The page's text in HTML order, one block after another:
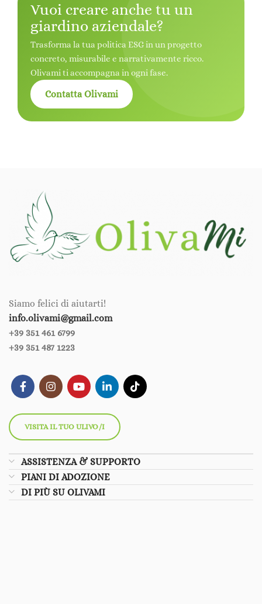
Vuoi creare anche tu un
giardino aziendale?
Trasforma la tua politica ESG in un progetto
concreto, misurabile e narrativamente ricco.
Olivami ti accompagna in ogni fase.
Contatta Olivami
Siamo felici di aiutarti!
info.olivami@gmail.com
+39 351 461 6799‪‪
+39 351 487 1223
VISITA IL TUO ULIVO/I
ASSISTENZA & SUPPORTO
PIANI DI ADOZIONE
DI PIÙ SU OLIVAMI